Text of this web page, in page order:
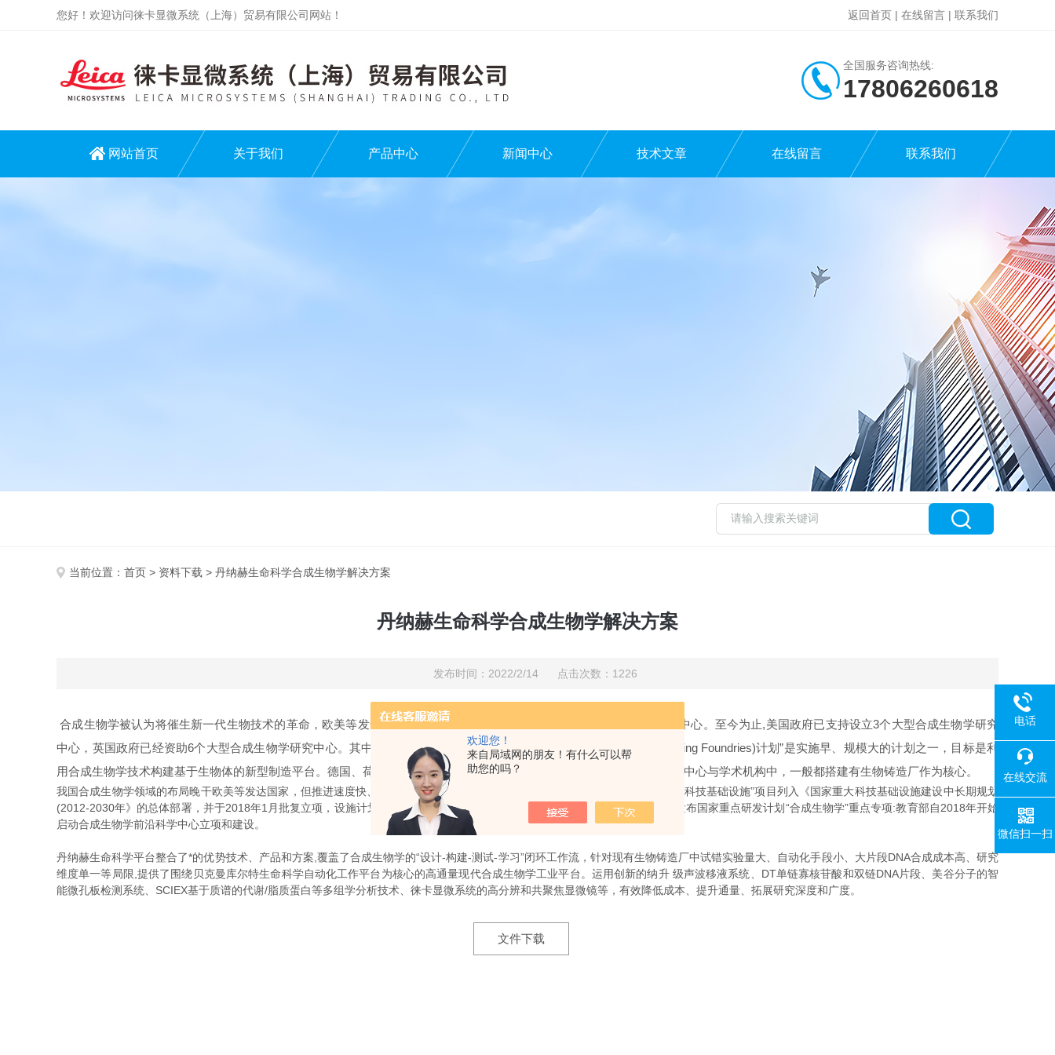
欢迎您！
来自局域网的朋友！有什么可以帮
助您的吗？
您好！欢迎访问徕卡显微系统（上海）贸易有限公司网站！ 返回首页 | 在线留言 | 联系我们
全国服务咨询热线:
17806260618
网站首页 关于我们 产品中心 新闻中心 技术文章 在线留言 联系我们
当前位置： 首页 > 资料下载 > 丹纳赫生命科学合成生物学解决方案
丹纳赫生命科学合成生物学解决方案
发布时间：2022/2/14 点击次数：1226
合成生物学被认为将催生新一代生物技术的革命，欧美等发达国家早在十多年前就开始设立和资助大型合成生物学研究中心。至今为止,美国政府已支持设立3个大型合成生物学研究
中心，英国政府已经资助6个大型合成生物学研究中心。其中，美国国防高级研究计划局(DARPA)资助的“生命铸造厂(Living Foundries)计划”是实施早、规模大的计划之一，目标是利
用合成生物学技术构建基于生物体的新型制造平台。德国、荷兰、日本、新加坡、澳大利亚等国也在紧密跟进,在各大研究中心与学术机构中，一般都搭建有生物铸造厂作为核心。
我国合成生物学领域的布局晚干欧美等发达国家，但推进速度快、投入集中、目标明确。2013年，中国把建设“合成生物研究重大科技基础设施”项目列入《国家重大科技基础设施建设中长期规划
(2012-2030年》的总体部署，并于2018年1月批复立项，设施计划投入9.4亿元人民币。同时,科技部从2018年至2020年连续3年发布国家重点研发计划“合成生物学”重点专项:教育部自2018年开始
启动合成生物学前沿科学中心立项和建设。
丹纳赫生命科学平台整合了*的优势技术、产品和方案,覆盖了合成生物学的“设计-构建-测试-学习”闭环工作流，针对现有生物铸造厂中试错实验量大、自动化手段小、大片段DNA合成成本高、研究
维度单一等局限,提供了围绕贝克曼库尔特生命科学自动化工作平台为核心的高通量现代合成生物学工业平台。运用创新的纳升 级声波移液系统、DT单链寡核苷酸和双链DNA片段、美谷分子的智
能微孔板检测系统、SCIEX基于质谱的代谢/脂质蛋白等多组学分析技术、徕卡显微系统的高分辨和共聚焦显微镜等，有效降低成本、提升通量、拓展研究深度和广度。
文件下载
电话
在线交流
微信扫一扫